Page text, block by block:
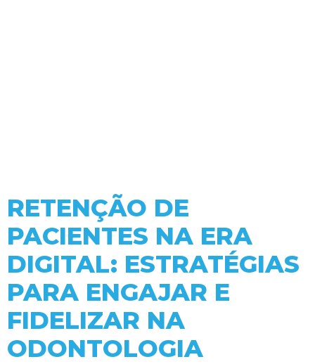
RETENÇÃO DE
PACIENTES NA ERA
DIGITAL: ESTRATÉGIAS
PARA ENGAJAR E
FIDELIZAR NA
ODONTOLOGIA